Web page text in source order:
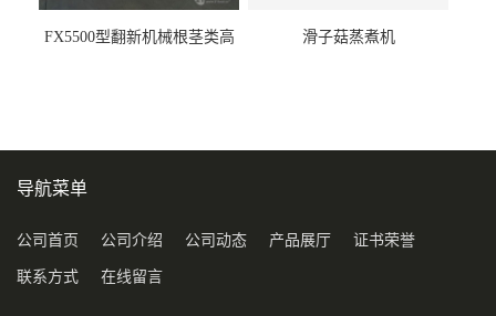
FX5500型翻新机械根茎类高
滑子菇蒸煮机
导航菜单
公司首页 公司介绍 公司动态 产品展厅 证书荣誉
联系方式 在线留言